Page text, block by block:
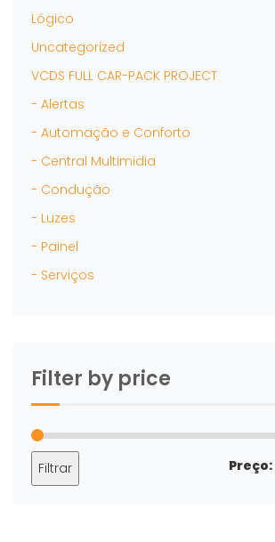
Lógico
Uncategorized
VCDS FULL CAR-PACK PROJECT
- Alertas
- Automação e Conforto
- Central Multimidia
- Condução
- Luzes
- Painel
- Serviços
Filter by price
Filtrar Preço: